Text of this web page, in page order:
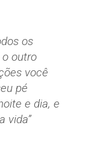
os
outro
você
pé
e dia, e
vida”